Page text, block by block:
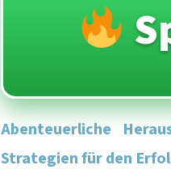
Abenteuerliche
Strategien für den